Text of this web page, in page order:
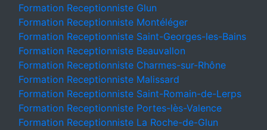
Formation Receptionniste Glun
Formation Receptionniste Montéléger
Formation Receptionniste Saint-Georges-les-Bains
Formation Receptionniste Beauvallon
Formation Receptionniste Charmes-sur-Rhône
Formation Receptionniste Malissard
Formation Receptionniste Saint-Romain-de-Lerps
Formation Receptionniste Portes-lès-Valence
Formation Receptionniste La Roche-de-Glun